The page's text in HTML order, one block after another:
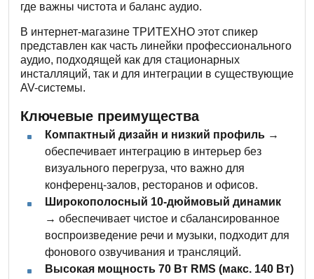
где важны чистота и баланс аудио.
В интернет-магазине ТРИТЕХНО этот спикер
представлен как часть линейки профессионального
аудио, подходящей как для стационарных
инсталляций, так и для интеграции в существующие
AV-системы.
Ключевые преимущества
Компактный дизайн и низкий профиль →
обеспечивает интеграцию в интерьер без
визуального перегруза, что важно для
конференц-залов, ресторанов и офисов.
Широкополосный 10-дюймовый динамик
→ обеспечивает чистое и сбалансированное
воспроизведение речи и музыки, подходит для
фонового озвучивания и трансляций.
Высокая мощность 70 Вт RMS (макс. 140 Вт)